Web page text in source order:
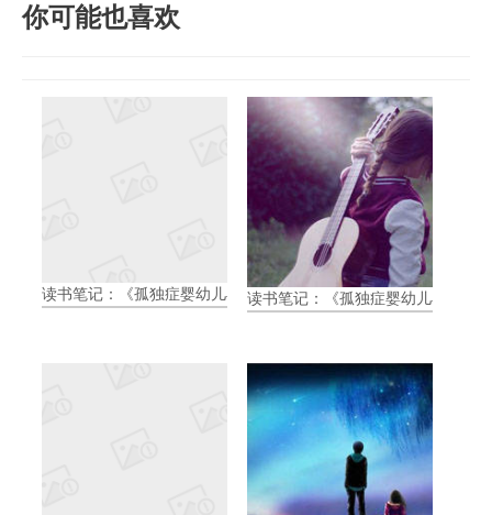
你可能也喜欢
读书笔记：《孤独症婴幼儿早期开始丹佛模式：促进语言、学习
读书笔记：《孤独症婴幼儿早期开